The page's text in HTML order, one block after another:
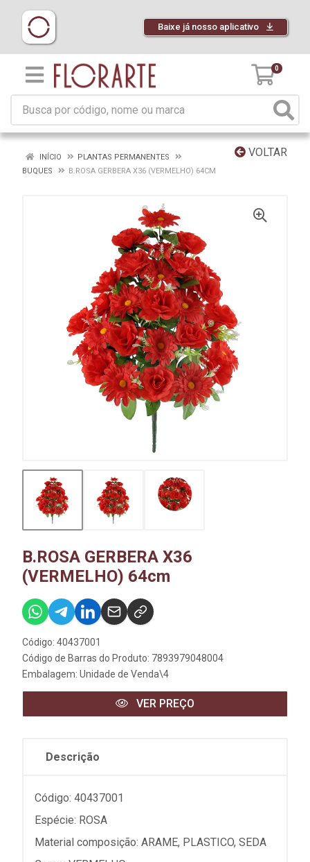
Baixe já nosso aplicativo
0
VOLTAR
INÍCIO
PLANTAS PERMANENTES
BUQUES
B.ROSA GERBERA X36 (VERMELHO) 64CM
B.ROSA GERBERA X36
(VERMELHO) 64cm
Código: 40437001
Código de Barras do Produto: 7893979048004
Embalagem: Unidade de Venda\4
VER PREÇO
Descrição
Código: 40437001
Espécie: ROSA
Material composição: ARAME, PLASTICO, SEDA